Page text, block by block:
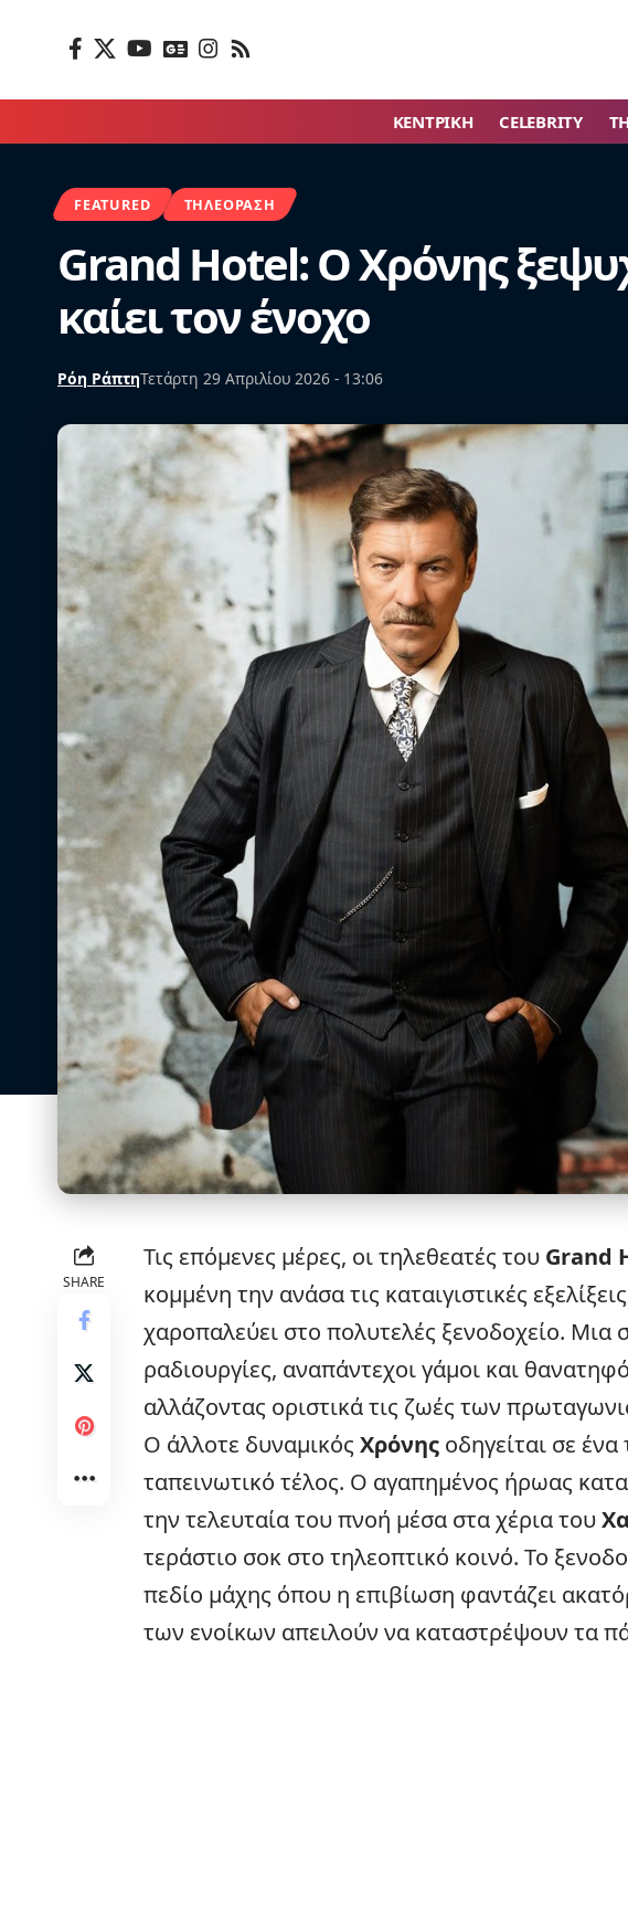
ΚΕΝΤΡΙΚΗ CELEBRITY
FEATURED ΤΗΛΕΌΡΑΣΗ
Grand Hotel: Ο Χρόνης
καίει τον ένοχο
Ρόη ΡάπτηΤετάρτη 29 Απριλίου 2026 - 13:06
SHARE
Τις επόμενες μέρες, οι τηλεθεατές του Grand
κομμένη την ανάσα τις καταιγιστικές
χαροπαλεύει στο πολυτελές ξενοδοχείο. Μια
ραδιουργίες, αναπάντεχοι γάμοι και
αλλάζοντας οριστικά τις ζωές των
Ο άλλοτε δυναμικός Χρόνης οδηγείται σε
ταπεινωτικό τέλος. Ο αγαπημένος ήρωας
την τελευταία του πνοή μέσα στα χέρια του
τεράστιο σοκ στο τηλεοπτικό κοινό. Το
πεδίο μάχης όπου η επιβίωση φαντάζει
των ενοίκων απειλούν να καταστρέψουν τα